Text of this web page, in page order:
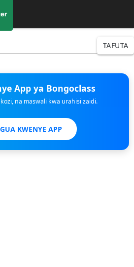
TAFUTA
App ya Bongoclass
na maswali kwa urahisi zaidi.
KWENYE APP